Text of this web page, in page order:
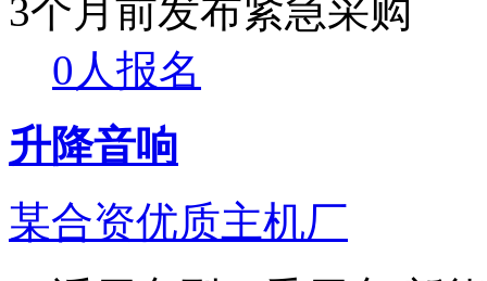
3个月前发布紧急采购
0人报名
升降音响
某合资优质主机厂